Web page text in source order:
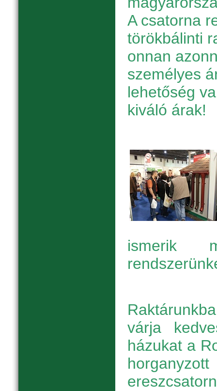
A csatorna
törökbálinti
onnan
személyes
lehetőség
kiváló árak!
ismerik
várja
házukat a